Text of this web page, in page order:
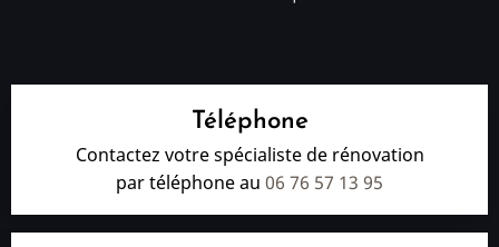
Téléphone
Contactez votre spécialiste de rénovation
par téléphone au 06 76 57 13 95